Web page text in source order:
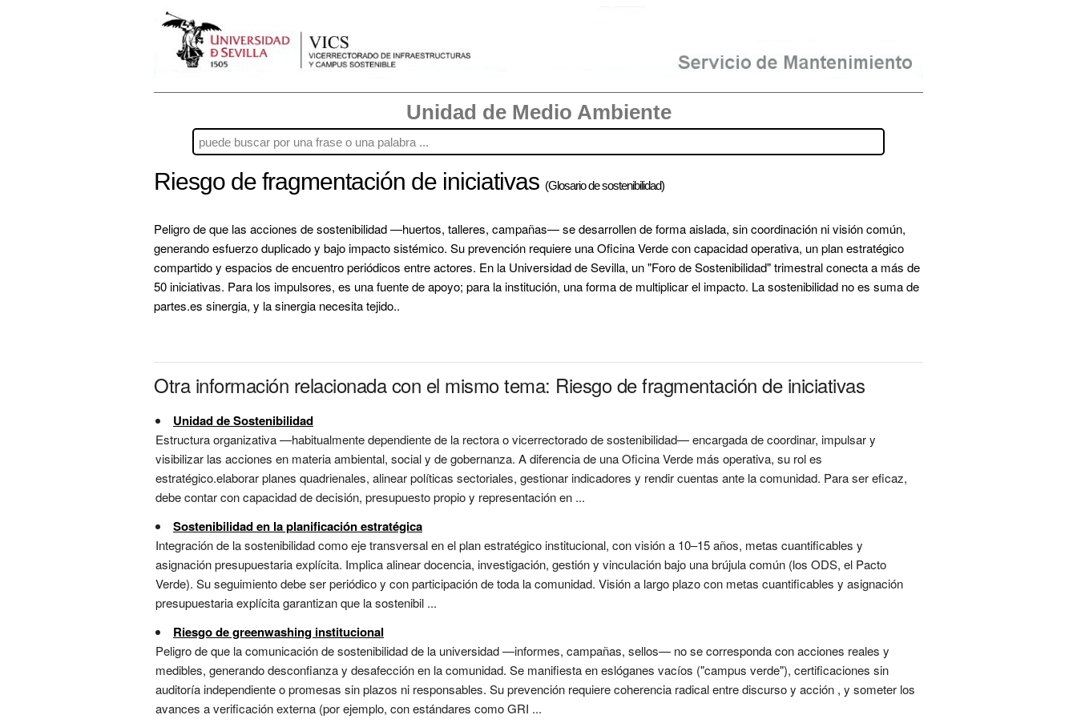
Unidad de Medio Ambiente
Riesgo de fragmentación de iniciativas (Glosario de sostenibilidad)
Peligro de que las acciones de sostenibilidad —huertos, talleres, campañas— se desarrollen de forma aislada, sin coordinación ni visión común,
generando esfuerzo duplicado y bajo impacto sistémico. Su prevención requiere una Oficina Verde con capacidad operativa, un plan estratégico
compartido y espacios de encuentro periódicos entre actores. En la Universidad de Sevilla, un "Foro de Sostenibilidad" trimestral conecta a más de
50 iniciativas. Para los impulsores, es una fuente de apoyo; para la institución, una forma de multiplicar el impacto. La sostenibilidad no es suma de
partes.es sinergia, y la sinergia necesita tejido..
Otra información relacionada con el mismo tema: Riesgo de fragmentación de iniciativas
Unidad de Sostenibilidad
Estructura organizativa —habitualmente dependiente de la rectora o vicerrectorado de sostenibilidad— encargada de coordinar, impulsar y
visibilizar las acciones en materia ambiental, social y de gobernanza. A diferencia de una Oficina Verde más operativa, su rol es
estratégico.elaborar planes quadrienales, alinear políticas sectoriales, gestionar indicadores y rendir cuentas ante la comunidad. Para ser eficaz,
debe contar con capacidad de decisión, presupuesto propio y representación en ...
Sostenibilidad en la planificación estratégica
Integración de la sostenibilidad como eje transversal en el plan estratégico institucional, con visión a 10–15 años, metas cuantificables y
asignación presupuestaria explícita. Implica alinear docencia, investigación, gestión y vinculación bajo una brújula común (los ODS, el Pacto
Verde). Su seguimiento debe ser periódico y con participación de toda la comunidad. Visión a largo plazo con metas cuantificables y asignación
presupuestaria explícita garantizan que la sostenibil ...
Riesgo de greenwashing institucional
Peligro de que la comunicación de sostenibilidad de la universidad —informes, campañas, sellos— no se corresponda con acciones reales y
medibles, generando desconfianza y desafección en la comunidad. Se manifiesta en eslóganes vacíos ("campus verde"), certificaciones sin
auditoría independiente o promesas sin plazos ni responsables. Su prevención requiere coherencia radical entre discurso y acción , y someter los
avances a verificación externa (por ejemplo, con estándares como GRI ...